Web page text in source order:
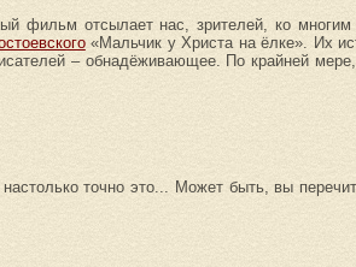
фильм отсылает нас, зрителей, ко
«Мальчик у Христа на ёлке». Их
– обнадёживающее. По крайней
точно это... Может быть, вы